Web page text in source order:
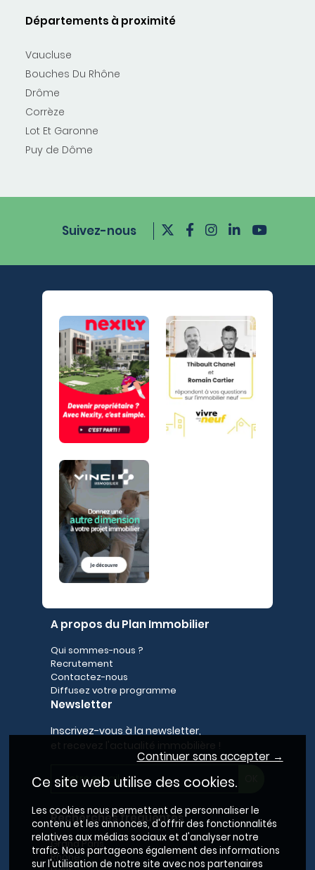
Départements à proximité
Vaucluse
Bouches Du Rhône
Drôme
Corrèze
Lot Et Garonne
Puy de Dôme
Suivez-nous
A propos du Plan Immobilier
Qui sommes-nous ?
Recrutement
Contactez-nous
Diffusez votre programme
Newsletter
Inscrivez-vous à la newsletter,
Recherches fréquentes
Grand Paris
Rhône
Continuer sans accepter →
Ce site web utilise des cookies.
Les cookies nous permettent de personnaliser le
contenu et les annonces, d'offrir des fonctionnalités
relatives aux médias sociaux et d'analyser notre
trafic. Nous partageons également des informations
sur l'utilisation de notre site avec nos partenaires